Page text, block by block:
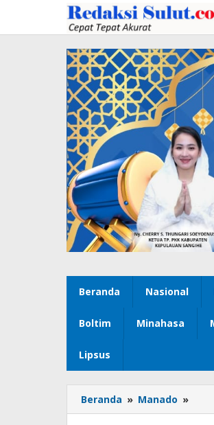
konten
Beranda Nasional
Boltim Minahasa
Lipsus
Beranda » Manado »
Kota